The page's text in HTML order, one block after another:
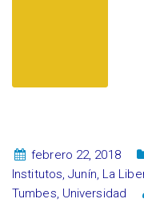
febrero 22, 2018
Institutos,Junín, La
Tumbes, Universidad